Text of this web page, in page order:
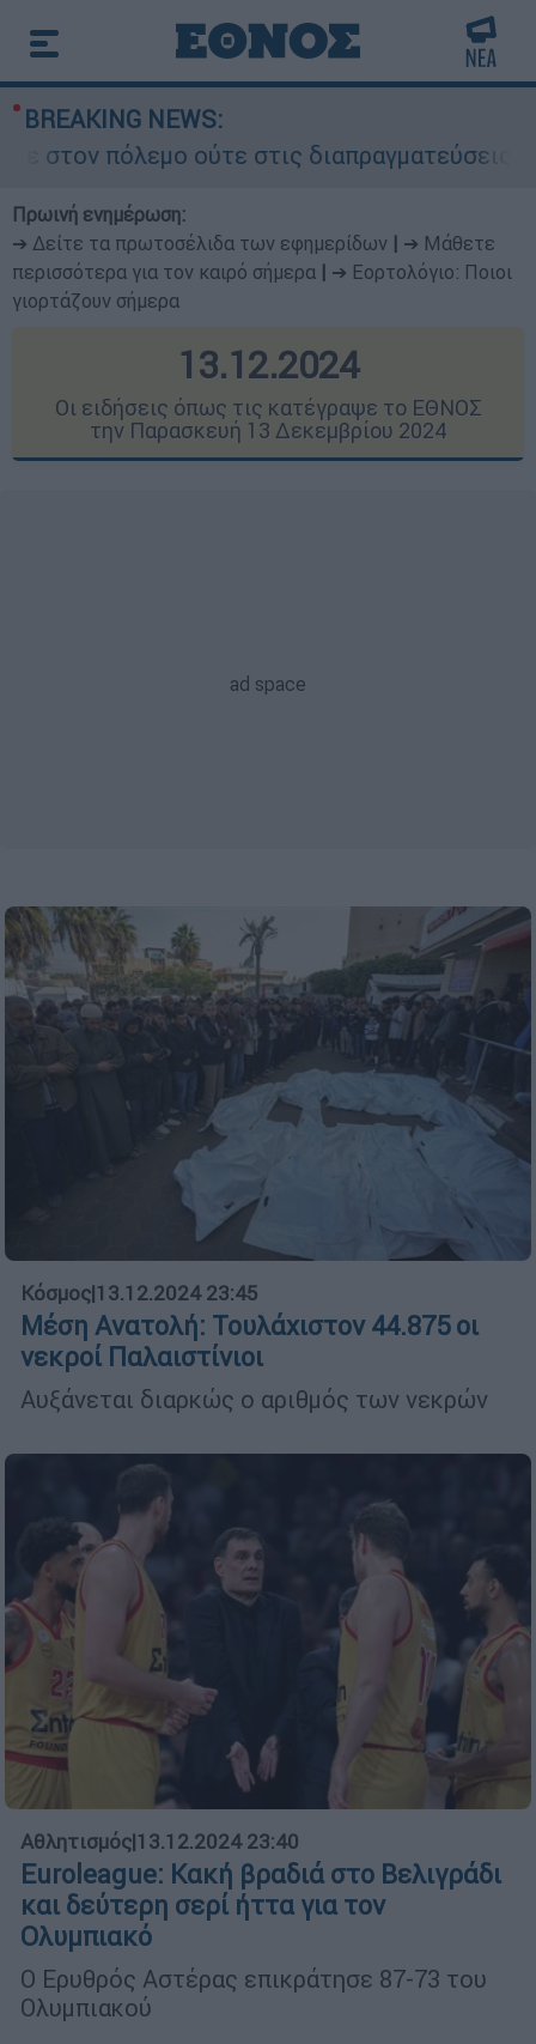
BREAKING NEWS:
ούτε στις διαπραγματεύσεις» - Οι έξι όροι
Πρωινή ενημέρωση:
➔ Δείτε τα πρωτοσέλιδα των εφημερίδων
➔ Μάθετε
περισσότερα για τον καιρό σήμερα
➔ Εορτολόγιο: Ποιοι
γιορτάζουν σήμερα
13.12.2024
Οι ειδήσεις όπως τις κατέγραψε το ΕΘΝΟΣ
την Παρασκευή 13 Δεκεμβρίου 2024
Κόσμος|13.12.2024 23:45
Μέση Ανατολή: Τουλάχιστον 44.875 οι
νεκροί Παλαιστίνιοι
Αυξάνεται διαρκώς ο αριθμός των νεκρών
Αθλητισμός|13.12.2024 23:40
Euroleague: Κακή βραδιά στο Βελιγράδι
και δεύτερη σερί ήττα για τον
Ολυμπιακό
Ο Ερυθρός Αστέρας επικράτησε 87-73 του
Ολυμπιακού